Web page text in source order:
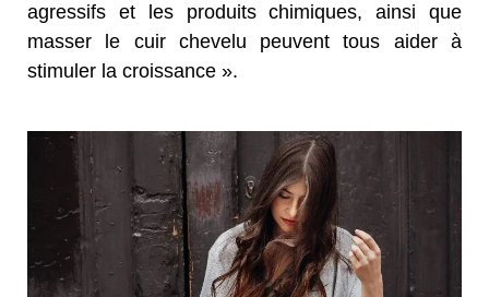
agressifs et les produits chimiques, ainsi que
masser le cuir chevelu peuvent tous aider à
stimuler la croissance ».